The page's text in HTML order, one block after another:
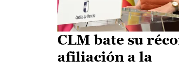
CLM bate su
afiliación a la